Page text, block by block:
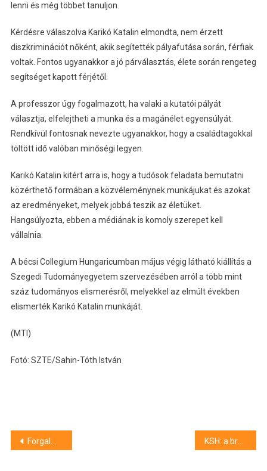
lenni és még többet tanuljon.
Kérdésre válaszolva Karikó Katalin elmondta, nem érzett
diszkriminációt nőként, akik segítették pályafutása során, férfiak
voltak. Fontos ugyanakkor a jó párválasztás, élete során rengeteg
segítséget kapott férjétől.
A professzor úgy fogalmazott, ha valaki a kutatói pályát
választja, elfelejtheti a munka és a magánélet egyensúlyát.
Rendkívül fontosnak nevezte ugyanakkor, hogy a családtagokkal
töltött idő valóban minőségi legyen.
Karikó Katalin kitért arra is, hogy a tudósok feladata bemutatni
közérthető formában a közvéleménynek munkájukat és azokat
az eredményeket, melyek jobbá teszik az életüket.
Hangsúlyozta, ebben a médiának is komoly szerepet kell
vállalnia.
A bécsi Collegium Hungaricumban május végig látható kiállítás a
Szegedi Tudományegyetem szervezésében arról a több mint
száz tudományos elismerésről, melyekkel az elmúlt években
elismerték Karikó Katalin munkáját.
(MTI)
Fotó: SZTE/Sahin-Tóth István
Bejegyzés
Forgalmi korlátozások várhatók ma délután Szegeden KSH: a bruttó átlagkereset 714 400 forint volt 2025. márciusban